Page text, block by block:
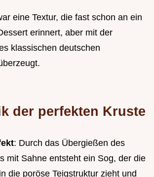
eine Textur, die fast schon an ein
erinnert, aber mit der
klassischen deutschen
der perfekten Kruste
: Durch das Übergießen des
mit Sahne entsteht ein Sog, der die
die poröse Teigstruktur zieht und